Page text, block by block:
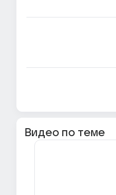
Видео по теме